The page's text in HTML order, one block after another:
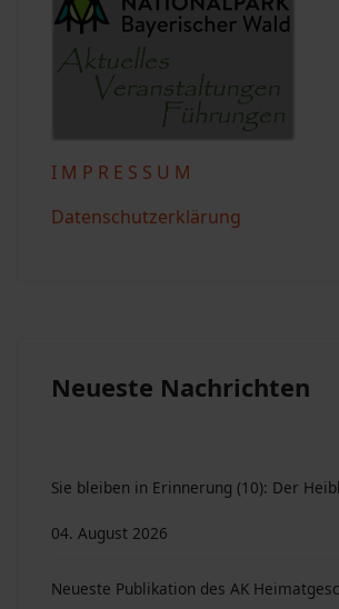
I M P R E S S U M
Datenschutzerklärung
Neueste Nachrichten
Sie bleiben in Erinnerung (10): Der
04. August 2026
Neueste Publikation des AK